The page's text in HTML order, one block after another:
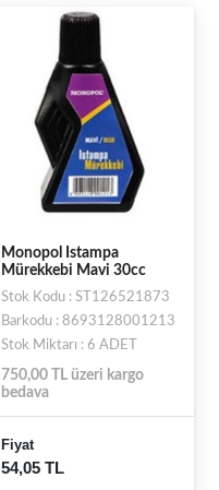
Monopol Istampa
Mürekkebi Mavi 30cc
Stok Kodu : ST126521873
Barkodu : 8693128001213
Stok Miktarı : 6 ADET
750,00 TL üzeri kargo
bedava
Fiyat
54,05 TL